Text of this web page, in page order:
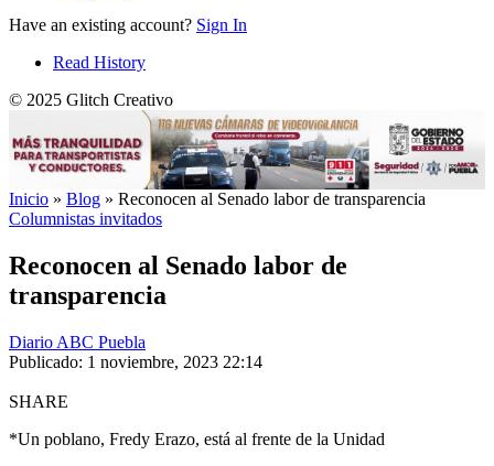
Have an existing account? Sign In
Read History
© 2025 Glitch Creativo
Inicio » Blog » Reconocen al Senado labor de transparencia
Columnistas invitados
Reconocen al Senado labor de
transparencia
Diario ABC Puebla
Publicado: 1 noviembre, 2023 22:14
SHARE
*Un poblano, Fredy Erazo, está al frente de la Unidad